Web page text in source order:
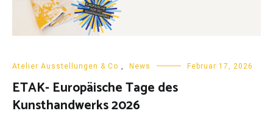
Atelier Ausstellungen & Co , News Februar 17, 2026
ETAK- Europäische Tage des
Kunsthandwerks 2026